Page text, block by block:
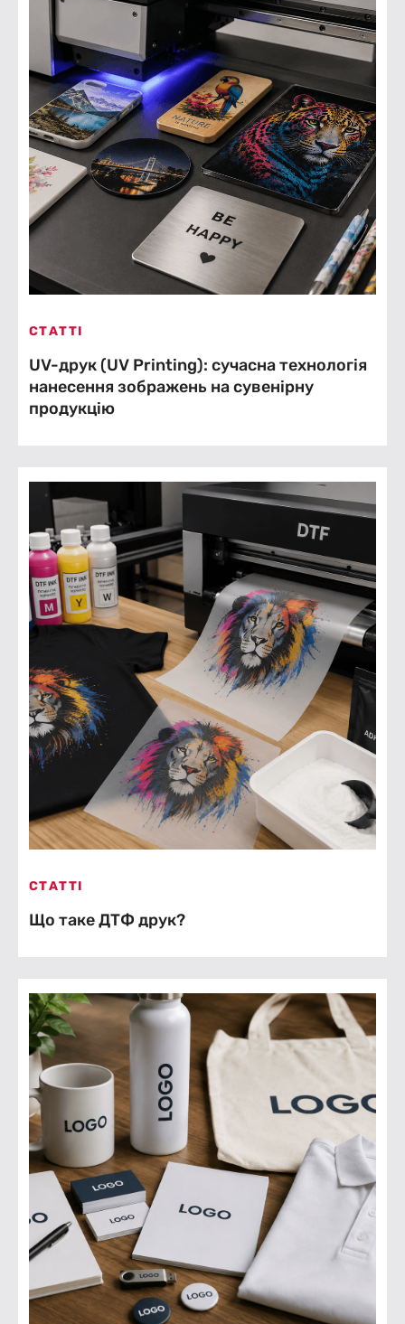
СТАТТІ
UV-друк (UV Printing): сучасна технологія
нанесення зображень на сувенірну
продукцію
СТАТТІ
Що таке ДТФ друк?